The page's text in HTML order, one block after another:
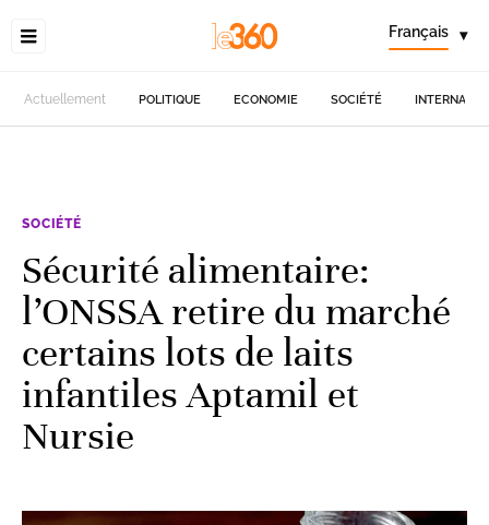
Français ▾
Actuellement POLITIQUE ECONOMIE SOCIÉTÉ
SOCIÉTÉ
Sécurité alimentaire:
l’ONSSA retire du marché
certains lots de laits
infantiles Aptamil et
Nursie